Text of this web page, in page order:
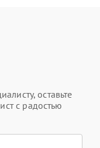
оставьте
с радостью